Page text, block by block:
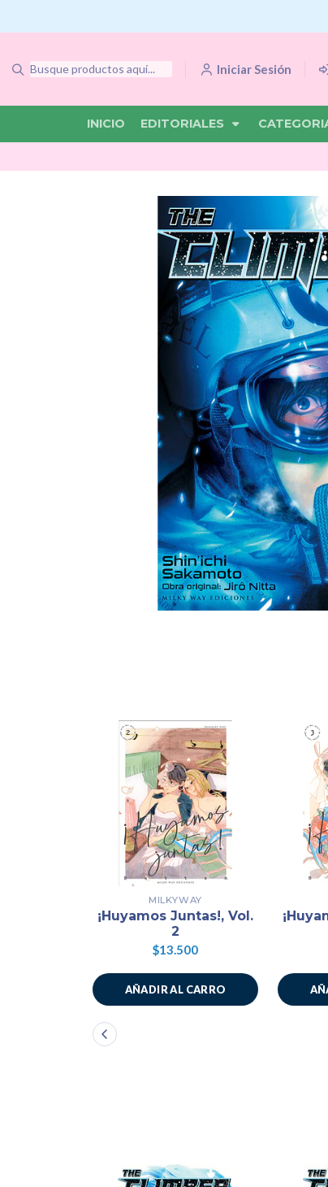
Iniciar Sesión
INICIO EDITORIALES
MILKYWAY
¡Huyamos Juntas!, Vol.
2
$13.500
AÑADIR AL CARRO